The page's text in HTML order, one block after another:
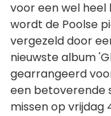
voor een wel
wordt de Poolse
vergezeld door
nieuwste album
gearrangeerd
een betoverende
missen op vrijdag